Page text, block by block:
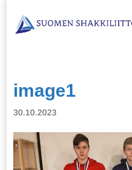
image1
30.10.2023